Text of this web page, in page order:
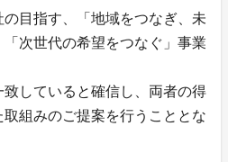
目指す、「地域をつなぎ、未
次世代の希望をつなぐ」事業
していると確信し、両者の得
組みのご提案を行うこととな